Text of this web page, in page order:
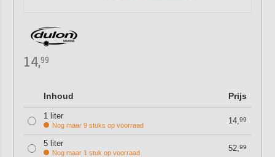
14,99
Inhoud Prijs
1 liter
Nog maar 9 stuks op voorraad 14,99
5 liter
Nog maar 1 stuk op voorraad 52,99